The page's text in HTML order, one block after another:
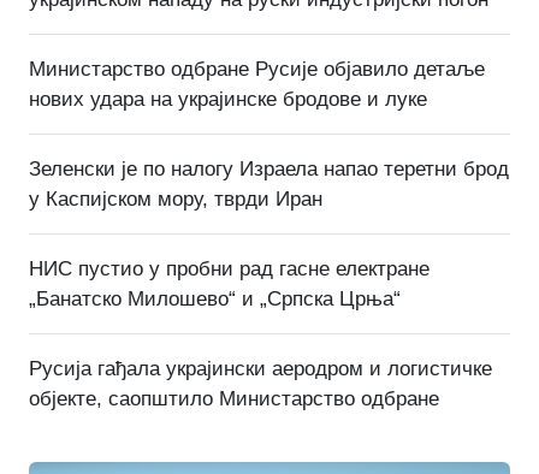
Министарство одбране Русије објавило детаље
нових удара на украјинске бродове и луке
Зеленски је по налогу Израела напао теретни брод
у Каспијском мору, тврди Иран
НИС пустио у пробни рад гасне електране
„Банатско Милошево“ и „Српска Црња“
Русија гађала украјински аеродром и логистичке
објекте, саопштило Министарство одбране